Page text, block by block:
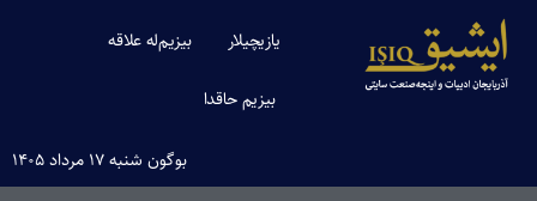
یازیچیلار بیزیم‌له علاقه
بیزیم حاقدا
بوگون شنبه ۱۷ مرداد ۱۴۰۵